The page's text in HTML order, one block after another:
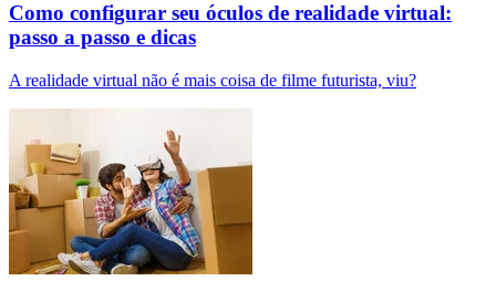
Como configurar seu óculos de realidade virtual:
passo a passo e dicas
A realidade virtual não é mais coisa de filme futurista, viu?